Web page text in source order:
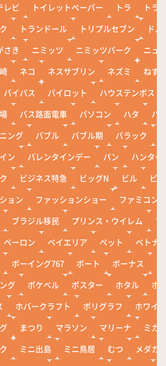
レビ トイレットペーパー トラ
トラ
トランドール トリプルセブン
ド
さき ニミッツ ニミッツパーク
ニュ
ネコ ネスサブリン ネズミ
ねず
バイパス パイロット
ハウステンボス
バス路面電車 パソコン ハタ
ハ
ング バブル バブル期 バラック
ン バレンタインデー パン
ハンター
ビジネス特急 ビッグN ビル
ビワ
ョン ファッションショー
ファミコン
ブラジル移民 プリンス・ウイレム
ブ
ペーロン ベイエリア ペット
ベトナ
ボーイング767 ボート ボーナス
グ ポケベル ポスター ホタル
ホ
ホバークラフト ポリグラフ
ホワイ
まつり マラソン マリーナ
ミカ
ミニ出島 ミニ鳥居 むつ
メダカ